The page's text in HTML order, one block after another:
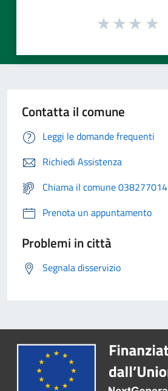
Contatta il comune
Leggi le domande frequenti
Richiedi Assistenza
Chiama il comune 038277014
Prenota un appuntamento
Problemi in città
Segnala disservizio